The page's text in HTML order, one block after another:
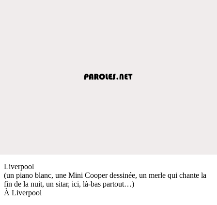
Liverpool
(un piano blanc, une Mini Cooper dessinée, un merle qui chante la
fin de la nuit, un sitar, ici, là-bas partout…)
À Liverpool